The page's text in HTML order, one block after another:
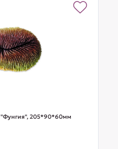
"Фунгия", 205*90*60мм